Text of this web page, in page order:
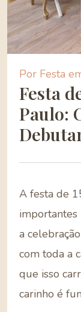
Por Festa
Festa
Paulo:
A festa de
importantes
a
com toda a
que isso
carinho é